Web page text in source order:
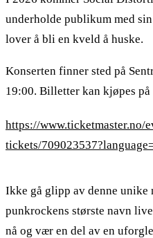
underholde publikum med
lover å bli en kveld å huske.
Konserten finner sted på
19:00. Billetter kan kjøpes på
https://www.ticketmaster.no/
tickets/
Ikke gå glipp av denne unike
punkrockens største navn
nå og vær en del av en